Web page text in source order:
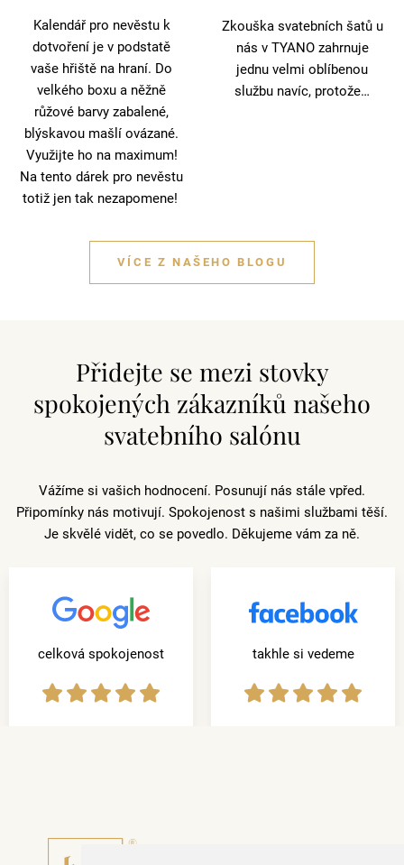
Kalendář pro nevěstu k
dotvoření je v podstatě
vaše hřiště na hraní. Do
velkého boxu a něžně
růžové barvy zabalené,
blýskavou mašlí ovázané.
Využijte ho na maximum!
Na tento dárek pro nevěstu
totiž jen tak nezapomene!
Zkouška svatebních šatů u
nás v TYANO zahrnuje
jednu velmi oblíbenou
službu navíc, protože…
VÍCE Z NAŠEHO BLOGU
Přidejte se mezi stovky
spokojených zákazníků našeho
svatebního salónu
Vážíme si vašich hodnocení. Posunují nás stále vpřed.
Připomínky nás motivují. Spokojenost s našimi službami těší.
Je skvělé vidět, co se povedlo. Děkujeme vám za ně.
celková spokojenost takhle si vedeme